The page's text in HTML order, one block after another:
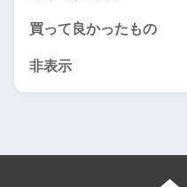
買って良かったもの
非表示